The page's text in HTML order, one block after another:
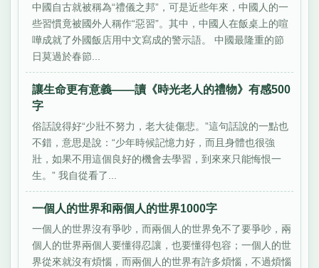
中國自古就被稱為“禮儀之邦”，可是近些年來，中國人的一
些習慣竟被國外人稱作“惡習”。其中，中國人在飯桌上的喧
嘩成就了外國飯店用中文寫成的警示語。 中國最隆重的節
日莫過於春節...
讓生命更有意義——讀《時光老人的禮物》有感500
字
俗話說得好“少壯不努力，老大徒傷悲。”這句話說的一點也
不錯，意思是說：“少年時候記憶力好，而且身體也很強
壯，如果不用這個良好的機會去學習，到來來只能悔恨一
生。” 我自從看了...
一個人的世界和兩個人的世界1000字
一個人的世界沒有爭吵，而兩個人的世界免不了要爭吵，兩
個人的世界兩個人要懂得忍讓，也要懂得包容；一個人的世
界從來就沒有煩惱，而兩個人的世界有許多煩惱，不過煩惱